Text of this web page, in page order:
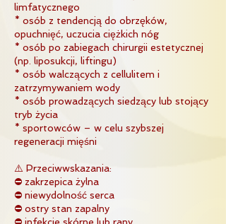
limfatycznego
* osób z tendencją do obrzęków,
opuchnięć, uczucia ciężkich nóg
* osób po zabiegach chirurgii estetycznej
(np. liposukcji, liftingu)
* osób walczących z cellulitem i
zatrzymywaniem wody
* osób prowadzących siedzący lub stojący
tryb życia
* sportowców – w celu szybszej
regeneracji mięśni
⚠️ Przeciwwskazania:
⛔ zakrzepica żylna
⛔ niewydolność serca
⛔ ostry stan zapalny
⛔ infekcje skórne lub rany